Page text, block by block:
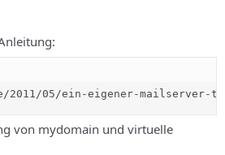
2011/05/ein-eigener-mailserver-
von mydomain und virtuelle